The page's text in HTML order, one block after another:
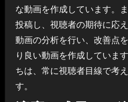
な動画を作成しています。
投稿し、視聴者の期待に応
動画の分析を行い、改善点
り良い動画を作成していま
ちは、常に視聴者目線で考
す。